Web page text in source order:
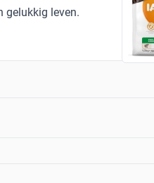
gelukkig leven.